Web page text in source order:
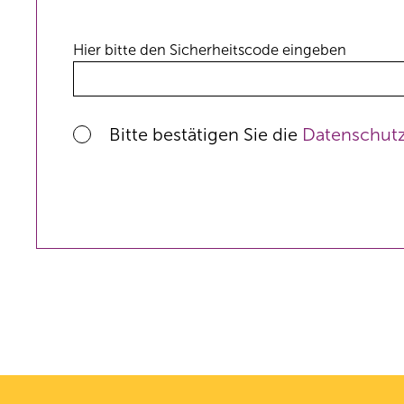
Hier bitte den Sicherheitscode eingeben
Bitte bestätigen Sie die